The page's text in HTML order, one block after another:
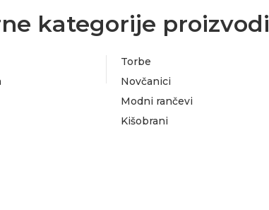
kategorije proizvodi
Torbe
Novčanici
Modni rančevi
Kišobrani